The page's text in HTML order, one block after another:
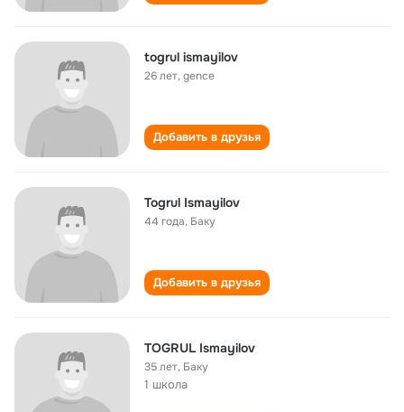
togrul ismayilov
26 лет,gence
Добавить в друзья
Togrul Ismayilov
44 года, Баку
Добавить в друзья
TOGRUL Ismayilov
35 лет, Баку
1 школа